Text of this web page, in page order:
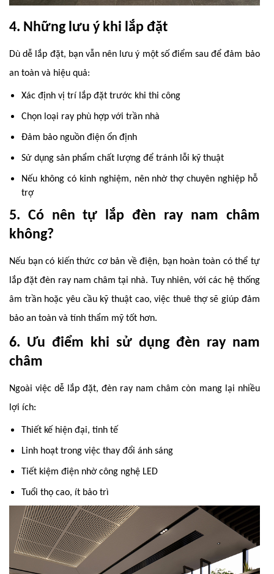
4. Những lưu ý khi lắp đặt
Dù dễ lắp đặt, bạn vẫn nên lưu ý một số điểm sau để đảm bảo
an toàn và hiệu quả:
Xác định vị trí lắp đặt trước khi thi công
Chọn loại ray phù hợp với trần nhà
Đảm bảo nguồn điện ổn định
Sử dụng sản phẩm chất lượng để tránh lỗi kỹ thuật
Nếu không có kinh nghiệm, nên nhờ thợ chuyên nghiệp hỗ
trợ
5. Có nên tự lắp đèn ray nam châm
không?
Nếu bạn có kiến thức cơ bản về điện, bạn hoàn toàn có thể tự
lắp đặt đèn ray nam châm tại nhà. Tuy nhiên, với các hệ thống
âm trần hoặc yêu cầu kỹ thuật cao, việc thuê thợ sẽ giúp đảm
bảo an toàn và tính thẩm mỹ tốt hơn.
6. Ưu điểm khi sử dụng đèn ray nam
châm
Ngoài việc dễ lắp đặt, đèn ray nam châm còn mang lại nhiều
lợi ích:
Thiết kế hiện đại, tinh tế
Linh hoạt trong việc thay đổi ánh sáng
Tiết kiệm điện nhờ công nghệ LED
Tuổi thọ cao, ít bảo trì